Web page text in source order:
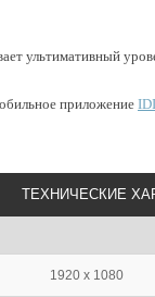
ультимативный
приложение
ТЕХНИЧЕСКИЕ
1920 x 1080